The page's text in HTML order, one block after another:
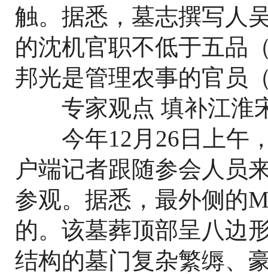
触。据悉，墓志撰写人
的沈机官职不低于五品
邦光是管理农事的官员
专家观点 填补江淮
今年12月26日上午，
户端记者跟随参会人员
参观。据悉，最外侧的
的。该墓葬顶部呈八边
结构的墓门复杂繁缛、